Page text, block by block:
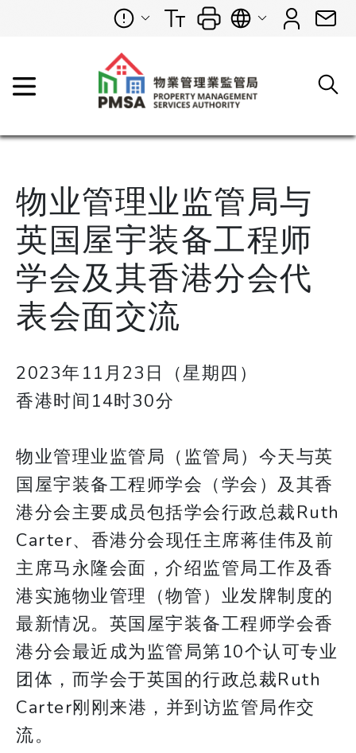
物业管理业监管局与
英国屋宇装备工程师
学会及其香港分会代
表会面交流
2023年11月23日（星期四）
香港时间14时30分
物业管理业监管局（监管局）今天与英
国屋宇装备工程师学会（学会）及其香
港分会主要成员包括学会行政总裁Ruth
Carter、香港分会现任主席蒋佳伟及前
主席马永隆会面，介绍监管局工作及香
港实施物业管理（物管）业发牌制度的
最新情况。英国屋宇装备工程师学会香
港分会最近成为监管局第10个认可专业
团体，而学会于英国的行政总裁Ruth
Carter刚刚来港，并到访监管局作交
流。